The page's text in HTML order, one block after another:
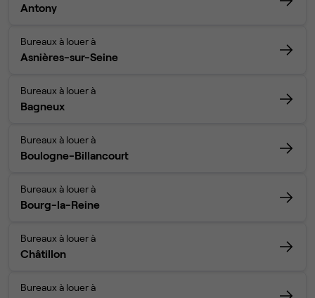
Antony
Bureaux à louer à
Asnières-sur-Seine
Bureaux à louer à
Bagneux
Bureaux à louer à
Boulogne-Billancourt
Bureaux à louer à
Bourg-la-Reine
Bureaux à louer à
Châtillon
Bureaux à louer à